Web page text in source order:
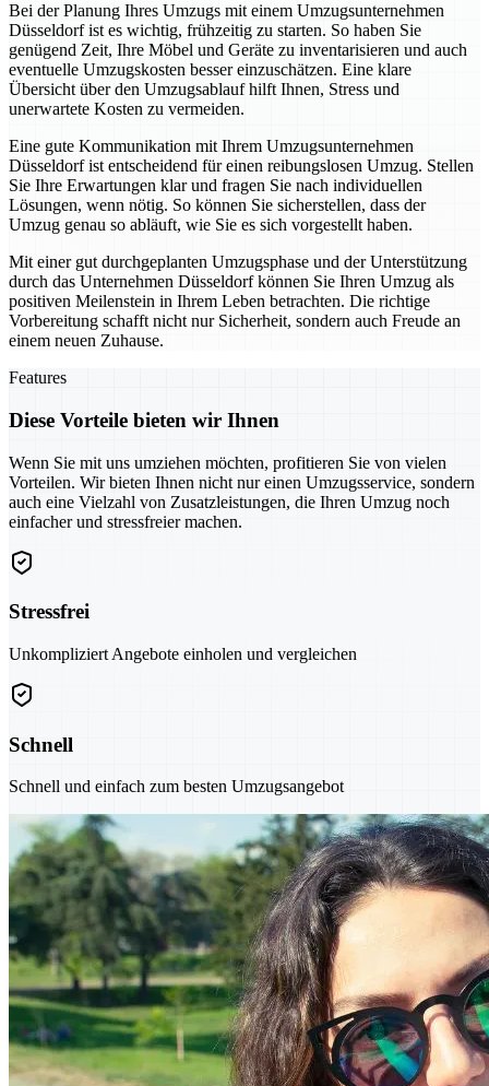
Bei der Planung Ihres Umzugs mit einem Umzugsunternehmen
Düsseldorf ist es wichtig, frühzeitig zu starten. So haben Sie
genügend Zeit, Ihre Möbel und Geräte zu inventarisieren und auch
eventuelle Umzugskosten besser einzuschätzen. Eine klare
Übersicht über den Umzugsablauf hilft Ihnen, Stress und
unerwartete Kosten zu vermeiden.
Eine gute Kommunikation mit Ihrem Umzugsunternehmen
Düsseldorf ist entscheidend für einen reibungslosen Umzug. Stellen
Sie Ihre Erwartungen klar und fragen Sie nach individuellen
Lösungen, wenn nötig. So können Sie sicherstellen, dass der
Umzug genau so abläuft, wie Sie es sich vorgestellt haben.
Mit einer gut durchgeplanten Umzugsphase und der Unterstützung
durch das Unternehmen Düsseldorf können Sie Ihren Umzug als
positiven Meilenstein in Ihrem Leben betrachten. Die richtige
Vorbereitung schafft nicht nur Sicherheit, sondern auch Freude an
einem neuen Zuhause.
Features
Diese Vorteile bieten wir Ihnen
Wenn Sie mit uns umziehen möchten, profitieren Sie von vielen
Vorteilen. Wir bieten Ihnen nicht nur einen Umzugsservice, sondern
auch eine Vielzahl von Zusatzleistungen, die Ihren Umzug noch
einfacher und stressfreier machen.
Stressfrei
Unkompliziert Angebote einholen und vergleichen
Schnell
Schnell und einfach zum besten Umzugsangebot